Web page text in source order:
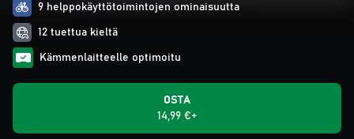
9 helppokäyttötoimintojen ominaisuutta
12 tuettua kieltä
Kämmenlaitteelle optimoitu
OSTA
14,99 €+